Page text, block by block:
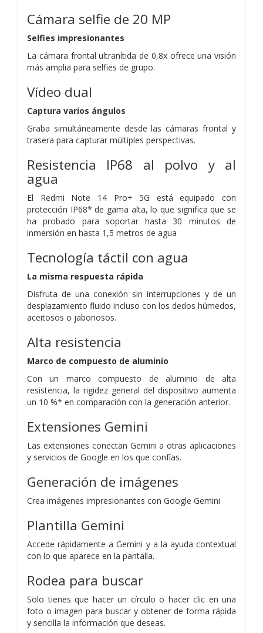
Cámara selfie de 20 MP
Selfies impresionantes
La cámara frontal ultranítida de 0,8x ofrece una visión
más amplia para selfies de grupo.
Vídeo dual
Captura varios ángulos
Graba simultáneamente desde las cámaras frontal y
trasera para capturar múltiples perspectivas.
Resistencia IP68 al polvo y al
agua
El Redmi Note 14 Pro+ 5G está equipado con
protección IP68* de gama alta, lo que significa que se
ha probado para soportar hasta 30 minutos de
inmersión en hasta 1,5 metros de agua
Tecnología táctil con agua
La misma respuesta rápida
Disfruta de una conexión sin interrupciones y de un
desplazamiento fluido incluso con los dedos húmedos,
aceitosos o jabonosos.
Alta resistencia
Marco de compuesto de aluminio
Con un marco compuesto de aluminio de alta
resistencia, la rigidez general del dispositivo aumenta
un 10 %* en comparación con la generación anterior.
Extensiones Gemini
Las extensiones conectan Gemini a otras aplicaciones
y servicios de Google en los que confías.
Generación de imágenes
Crea imágenes impresionantes con Google Gemini
Plantilla Gemini
Accede rápidamente a Gemini y a la ayuda contextual
con lo que aparece en la pantalla.
Rodea para buscar
Solo tienes que hacer un círculo o hacer clic en una
foto o imagen para buscar y obtener de forma rápida
y sencilla la información que deseas.